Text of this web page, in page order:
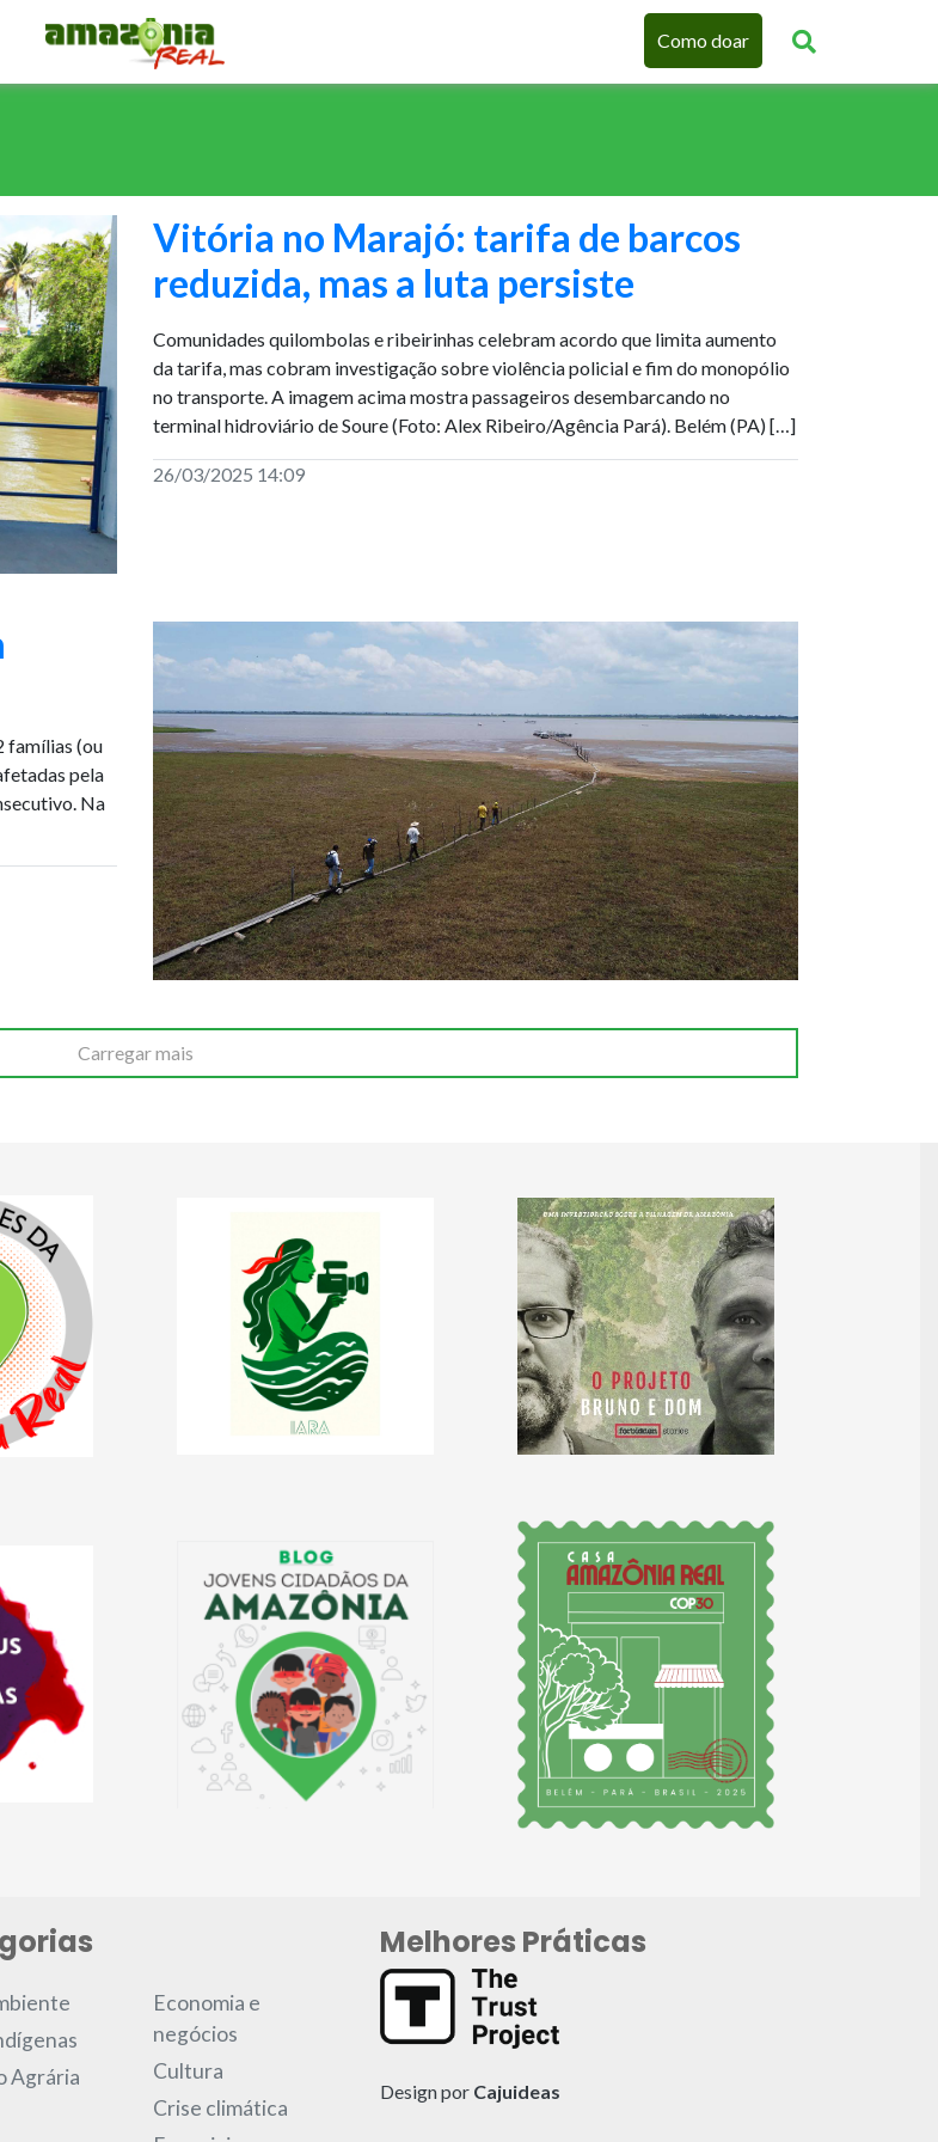
Como doar
Vitória no Marajó: tarifa de barcos
reduzida, mas a luta persiste
Comunidades quilombolas e ribeirinhas celebram acordo que limita aumento
da tarifa, mas cobram investigação sobre violência policial e fim do monopólio
no transporte. A imagem acima mostra passageiros desembarcando no
terminal hidroviário de Soure (Foto: Alex Ribeiro/Agência Pará). Belém (PA) […]
26/03/2025 14:09
famílias (ou
pela
Na
Carregar mais
Agrária
Economia e
negócios
Cultura
Crise climática
Melhores Práticas
Design por Cajuideas